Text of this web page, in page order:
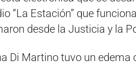
“La Estación” que
desde la Justicia y la
Di Martino tuvo un edema